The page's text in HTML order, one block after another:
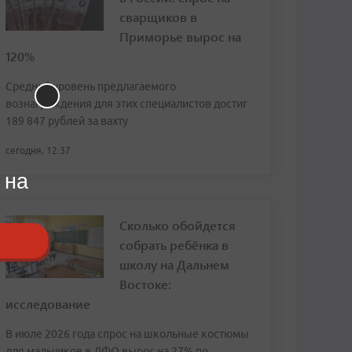
сварщиков в
Приморье вырос на
120%
Средний уровень предлагаемого
вознаграждения для этих специалистов достиг
189 847 рублей за вахту
сегодня, 12:37
Сколько обойдется
собрать ребёнка в
школу на Дальнем
Востоке:
исследование
В июле 2026 года спрос на школьные костюмы